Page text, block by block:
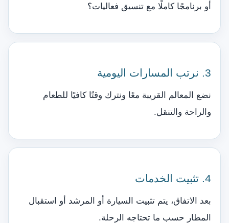
أو برنامجًا كاملًا مع تنسيق فعاليات؟
3. نرتب المسارات اليومية
نضع المعالم القريبة معًا ونترك وقتًا كافيًا للطعام
والراحة والتنقل.
4. تثبيت الخدمات
بعد الاتفاق، يتم تثبيت السيارة أو المرشد أو استقبال
المطار حسب ما تحتاجه الرحلة.